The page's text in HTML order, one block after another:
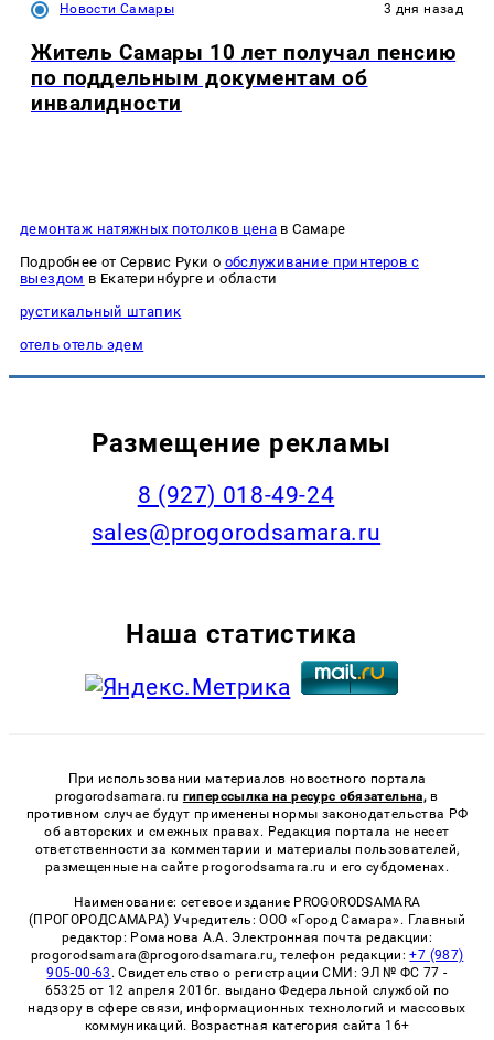
Новости Самары 3 дня назад
Житель Самары 10 лет получал пенсию
по поддельным документам об
инвалидности
демонтаж натяжных потолков цена в Самаре
Подробнее от Сервис Руки о обслуживание принтеров с
выездом в Екатеринбурге и области
рустикальный штапик
отель отель эдем
Размещение рекламы
8 (927) 018-49-24
sales@progorodsamara.ru
Наша статистика
При использовании материалов новостного портала
progorodsamara.ru гиперссылка на ресурс обязательна, в
противном случае будут применены нормы законодательства РФ
об авторских и смежных правах. Редакция портала не несет
ответственности за комментарии и материалы пользователей,
размещенные на сайте progorodsamara.ru и его субдоменах.
Наименование: сетевое издание PROGORODSAMARA
(ПРОГОРОДСАМАРА) Учредитель: ООО «Город Самара». Главный
редактор: Романова А.А. Электронная почта редакции:
progorodsamara@progorodsamara.ru, телефон редакции:+7 (987)
905-00-63 . Свидетельство о регистрации СМИ: ЭЛ № ФС 77 -
65325 от 12 апреля 2016г. выдано Федеральной службой по
надзору в сфере связи, информационных технологий и массовых
коммуникаций. Возрастная категория сайта 16+